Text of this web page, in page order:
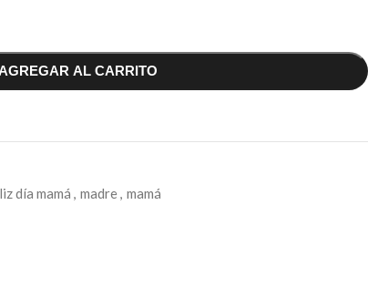
AL CARRITO
día mamá , madre, mamá